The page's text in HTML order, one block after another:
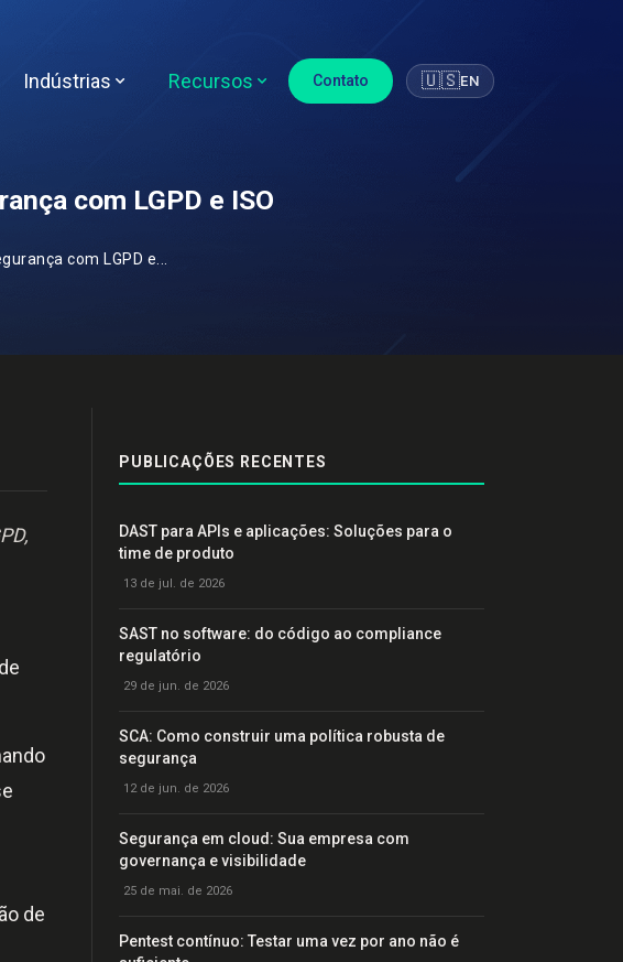
Indústrias Recursos Contato 🇺🇸EN
com LGPD e ISO
com LGPD e...
de
PUBLICAÇÕES RECENTES
DAST para APIs e aplicações: Soluções para o
time de produto
13 de jul. de 2026
SAST no software: do código ao compliance
regulatório
29 de jun. de 2026
SCA: Como construir uma política robusta de
segurança
12 de jun. de 2026
Segurança em cloud: Sua empresa com
governança e visibilidade
25 de mai. de 2026
Pentest contínuo: Testar uma vez por ano não é